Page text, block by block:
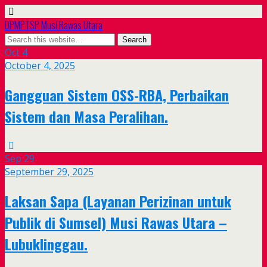
DPMPTSP Musi Rawas Utara
Oct 4
October 4, 2025
Gangguan Sistem OSS-RBA, Perbaikan
Sistem dan Masa Peralihan.
Sep 29
September 29, 2025
Laksan Sapa (Layanan Perizinan untuk
Publik di Sumsel) Musi Rawas Utara –
Lubuklinggau.